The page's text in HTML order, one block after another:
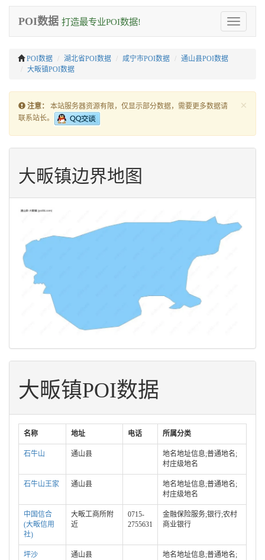
Toggle
navigation
POI数据 打造最专业POI数据!
POI数据 湖北省POI数据 咸宁市POI数据
通山县POI数据
大畈镇POI数据
×
注意：
本站服务器资源有限，仅显示部分数据，需要更多数据请
联系站长。
大畈镇边界地图
大畈镇POI数据
名称 地址 电话 所属分类
石牛山 通山县
地名地址信息;普通地名;
村庄级地名
石牛山王家 通山县
地名地址信息;普通地名;
村庄级地名
中国信合
(大畈信用
社)
大畈工商所附
近
0715-
2755631
金融保险服务;银行;农村
商业银行
坪沙 通山县
地名地址信息;普通地名;